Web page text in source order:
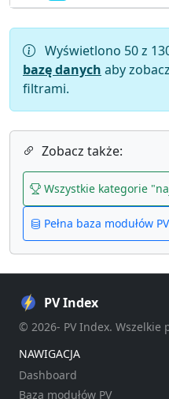
Wyświetlono 50 z
bazę danych aby
filtrami.
Zobacz także:
Wszystkie kategorie
Pełna baza modułów PV
PV Index
© 2026- PV Index. Wszelkie
NAWIGACJA
Dashboard
Baza modułów PV